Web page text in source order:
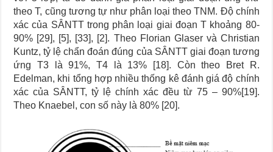
theo T, cũng tương tự như phân loại theo TNM. Độ chính
xác của SÂNTT trong phân loại giai đoạn T khoảng 80-
90% [29], [5], [33], [2]. Theo Florian Glaser và Christian
Kuntz, tỷ lệ chẩn đoán đúng của SÂNTT giai đoạn tương
ứng T3 là 91%, T4 là 13% [18]. Còn theo Bret R.
Edelman, khi tổng hợp nhiều thống kê đánh giá độ chính
xác của SÂNTT, tỷ lệ chính xác đều từ 75 – 90%[19].
Theo Knaebel, con số này là 80% [20].